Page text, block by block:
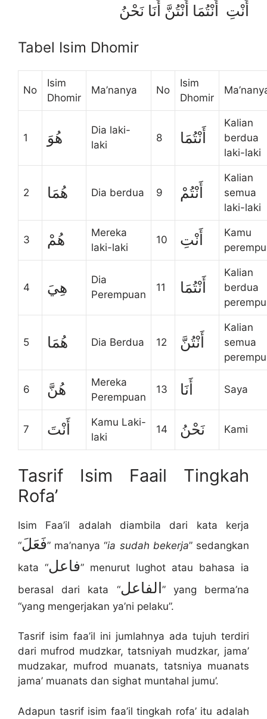
أَنْتِ أَنْتُمَا أَنْتُنَّ أَنَا نَحْنُ
Tabel Isim Dhomir
No
Isim
Dhomir
Ma’nanya No
Isim
Dhomir
1 هُوَ
Dia laki-
laki
8 أَنْتُمَا
Kalian
berdua
laki-laki
2 هُمَا Dia berdua 9 أَنْتُمْ
Kalian
semua
laki-laki
3 هُمْ
Mereka
laki-laki
10 أَنْتِ
Kamu
4 هِيَ
Dia
Perempuan
11 أَنْتُمَا
Kalian
berdua
5 هُمَا Dia Berdua 12 أَنْتُنَّ
Kalian
semua
6 هُنَّ
Mereka
Perempuan
13 أَنَا Saya
7 أَنْتَ
Kamu Laki-
laki
14 نَحْنُ Kami
Tasrif Isim Faail Tingkah
Rofa’
Isim Faa’il adalah diambila dari kata kerja
“فَعَلَ” ma’nanya “ia sudah bekerja” sedangkan
kata “فاعل” menurut lughot atau bahasa ia
berasal dari kata “الفاعل ” yang berma’na
“yang mengerjakan ya’ni pelaku”.
Tasrif isim faa’il ini jumlahnya ada tujuh terdiri
dari mufrod mudzkar, tatsniyah mudzkar, jama’
mudzakar, mufrod muanats, tatsniya muanats
jama’ muanats dan sighat muntahal jumu’.
Adapun tasrif isim faa’il tingkah rofa’ itu adalah